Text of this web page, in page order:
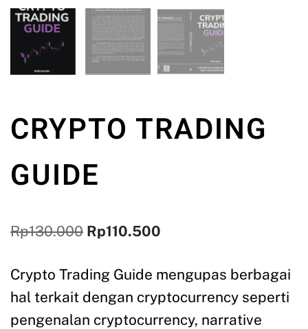
CRYPTO TRADING
GUIDE
Rp130.000 Rp110.500
Crypto Trading Guide mengupas berbagai
hal terkait dengan cryptocurrency seperti
pengenalan cryptocurrency, narrative